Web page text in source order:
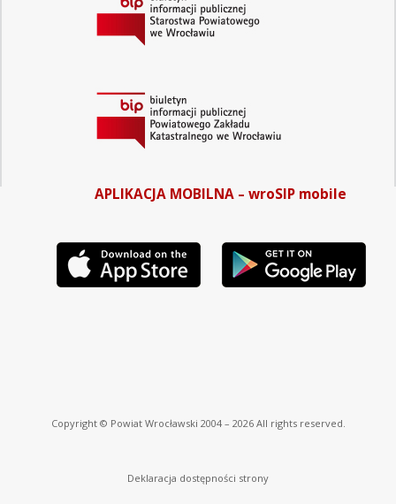
APLIKACJA MOBILNA – wroSIP mobile
Copyright © Powiat Wrocławski 2004 – 2026 All rights reserved.
Deklaracja dostępności strony